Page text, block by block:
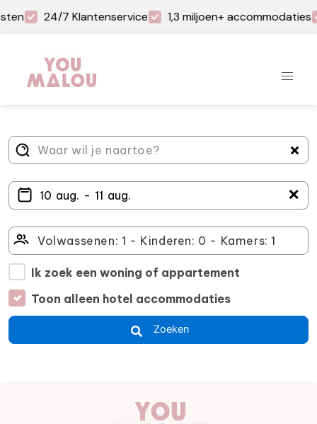
24/7 Klantenservice 1,3 miljoen+ accommodaties
＋
Ik zoek een woning of appartement
Toon alleen hotel accommodaties
Zoeken